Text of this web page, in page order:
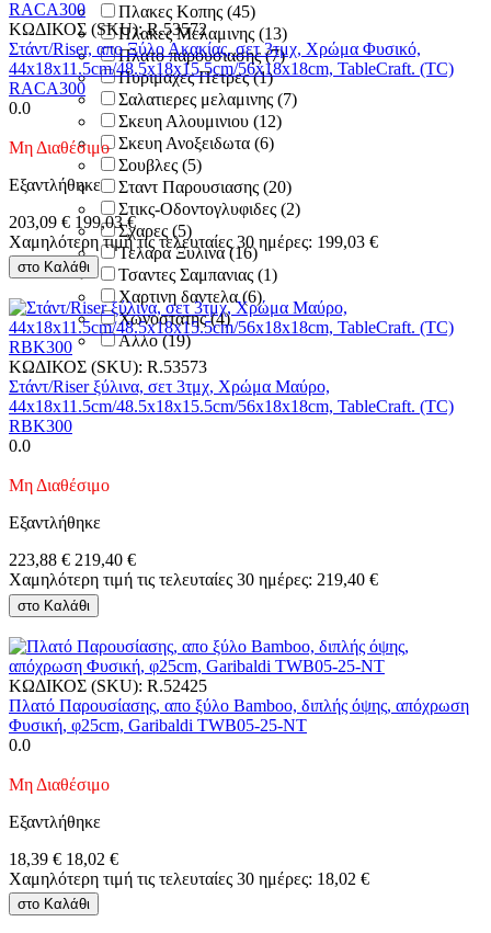
Πλακες Κοπης (45)
Πλακες Μελαμινης (13)
Πλατο παρουσιασης(7)
Πυριμαχες Πετρες(1)
Σαλατιερες μελαμινης (7)
Σκευη Αλουμινιου (12)
Σκευη Ανοξειδωτα (6)
Σουβλες (5)
Σταντ Παρουσιασης (20)
Στικς-Οδοντογλυφιδες (2)
Σχαρες (5)
Τελαρα Ξυλινα(16)
Τσαντες Σαμπανιας (1)
Χαρτινη δαντελα (6)
Χωνοστατης(4)
Αλλο(19)
ΚΩΔΙΚΟΣ (SKU): R.53572
Στάντ/Riser, απο Ξύλο Ακακίας, σετ 3τμχ, Χρώμα Φυσικό,
44x18x11.5cm/48.5x18x15.5cm/56x18x18cm, TableCraft. (TC)
RACA300
0.0
Μη Διαθέσιμο
Εξαντλήθηκε
203,09 € 199,03 €
Χαμηλότερη τιμή τις τελευταίες 30 ημέρες: 199,03 €
στο Καλάθι
ΚΩΔΙΚΟΣ (SKU): R.53573
Στάντ/Riser ξύλινα, σετ 3τμχ, Χρώμα Μαύρο,
44x18x11.5cm/48.5x18x15.5cm/56x18x18cm, TableCraft. (TC)
RBK300
0.0
Μη Διαθέσιμο
Εξαντλήθηκε
223,88 € 219,40 €
Χαμηλότερη τιμή τις τελευταίες 30 ημέρες: 219,40 €
στο Καλάθι
ΚΩΔΙΚΟΣ (SKU): R.52425
Πλατό Παρουσίασης, απο ξύλο Bamboo, διπλής όψης, απόχρωση
Φυσική, φ25cm, Garibaldi TWB05-25-NT
0.0
Μη Διαθέσιμο
Εξαντλήθηκε
18,39 € 18,02 €
Χαμηλότερη τιμή τις τελευταίες 30 ημέρες: 18,02 €
στο Καλάθι